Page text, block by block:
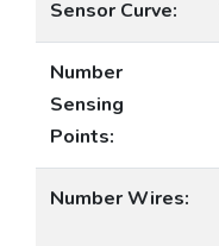
Sensor Curve:
Number
Sensing
Points:
Number Wires: